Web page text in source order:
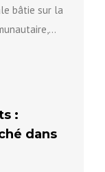
bâtie sur la
:
dans